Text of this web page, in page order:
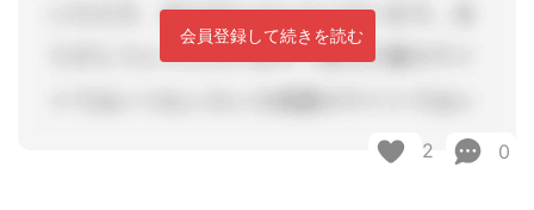
会員登録して続きを読む
2 0